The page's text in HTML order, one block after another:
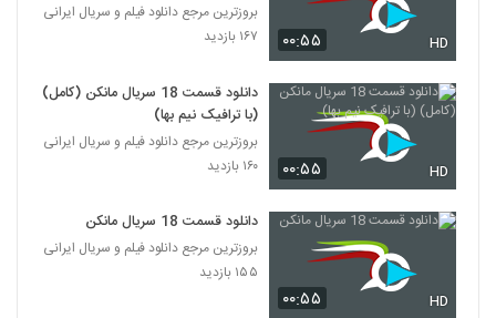
۰۰:۵۵ HD
بروزترین مرجع دانلود فیلم و سریال ایرانی
۱۶۷ بازدید
۰۰:۵۵ HD
دانلود قسمت 18 سریال مانکن (کامل)
(با ترافیک نیم بها)
بروزترین مرجع دانلود فیلم و سریال ایرانی
۱۶۰ بازدید
۰۰:۵۵ HD
دانلود قسمت 18 سریال مانکن
بروزترین مرجع دانلود فیلم و سریال ایرانی
۱۵۵ بازدید